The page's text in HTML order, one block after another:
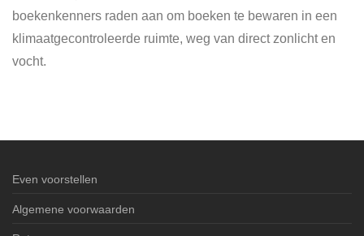
boekenkenners raden aan om boeken te bewaren in een
klimaatgecontroleerde ruimte, weg van direct zonlicht en
vocht.
Even voorstellen
Algemene voorwaarden